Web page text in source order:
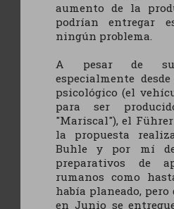
aumento de la
podrían entregar
ningún problema.
A pesar de
especialmente
psicológico (el
para ser
"Mariscal"), el
la propuesta
Buhle y por mí
preparativos de
rumanos como
había planeado,
en Junio se